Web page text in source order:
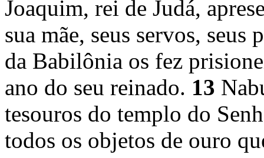
Joaquim, rei de Judá,
sua mãe, seus servos,
da Babilônia os fez
ano do seu reinado. 13
tesouros do templo do
todos os objetos de ouro